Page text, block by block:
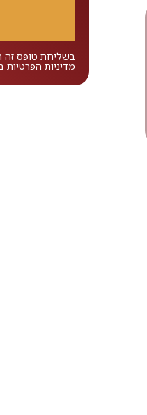
בשליחת טופס
מדיניות הפרטיות